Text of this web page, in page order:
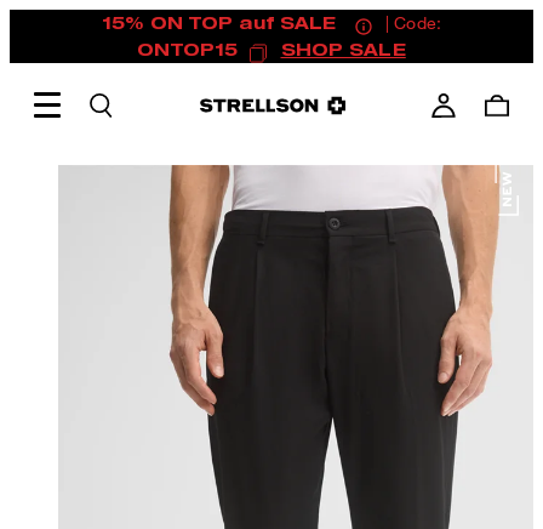
15% ON TOP auf SALE
| Code:
ONTOP15
SHOP SALE